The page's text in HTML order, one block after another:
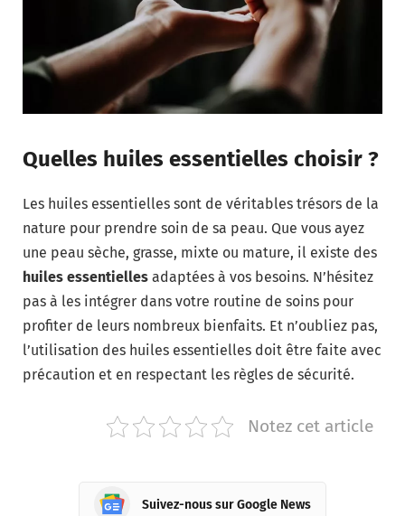
Quelles huiles essentielles choisir ?
Les huiles essentielles sont de véritables trésors de la
nature pour prendre soin de sa peau. Que vous ayez
une peau sèche, grasse, mixte ou mature, il existe des
huiles essentielles adaptées à vos besoins. N’hésitez
pas à les intégrer dans votre routine de soins pour
profiter de leurs nombreux bienfaits. Et n’oubliez pas,
l’utilisation des huiles essentielles doit être faite avec
précaution et en respectant les règles de sécurité.
Notez cet article
Suivez-nous sur Google News